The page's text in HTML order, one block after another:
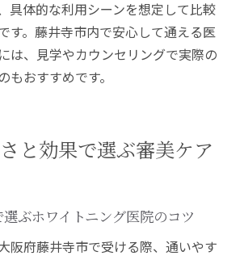
具体的な利用シーンを想定して比較
す。藤井寺市内で安心して通える医
は、見学やカウンセリングで実際の
おすすめです。
と効果で選ぶ審美ケア
ぶホワイトニング医院のコツ
阪府藤井寺市で受ける際、通いやす